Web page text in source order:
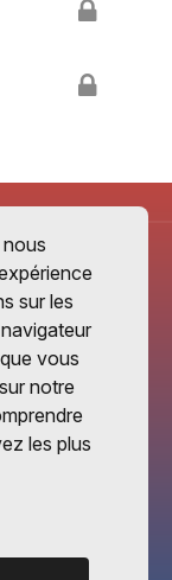
sur les
vous
notre
les plus